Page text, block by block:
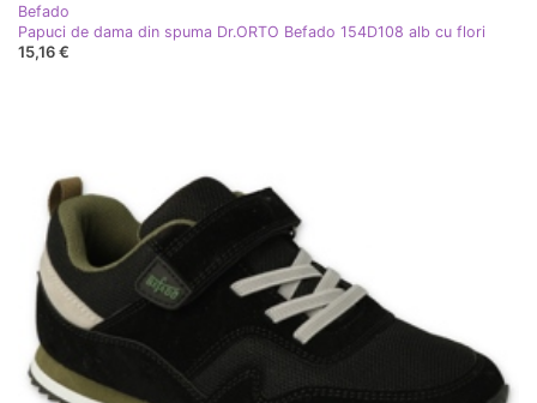
Befado
Papuci de dama din spuma Dr.ORTO Befado 154D108 alb cu flori
15,16 €